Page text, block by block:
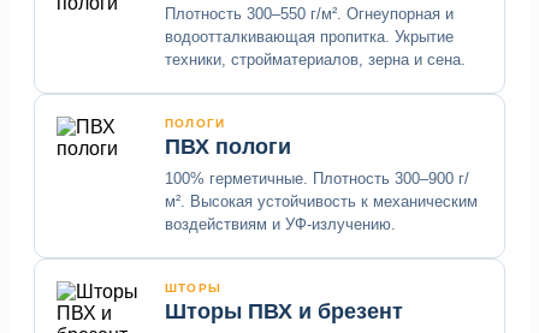
Плотность 300–550 г/м². Огнеупорная и
водоотталкивающая пропитка. Укрытие
техники, стройматериалов, зерна и сена.
ПОЛОГИ
ПВХ пологи
100% герметичные. Плотность 300–900 г/
м². Высокая устойчивость к механическим
воздействиям и УФ-излучению.
ШТОРЫ
Шторы ПВХ и брезент